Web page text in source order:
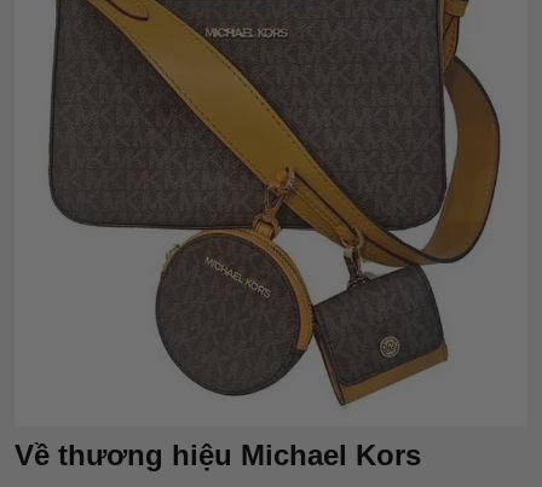
Về thương hiệu Michael Kors